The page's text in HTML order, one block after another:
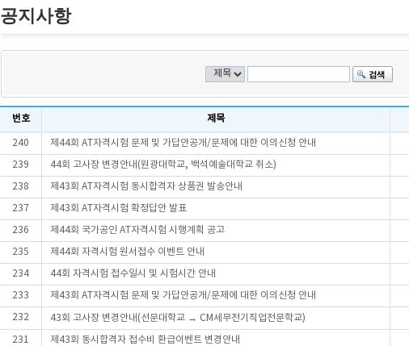
공지사항
번호 제목
240 제44회 AT자격시험 문제 및 가답안공개/문제에 대한 이의신청 안내
239 44회 고사장 변경안내(원광대학교, 백석예술대학교 취소)
238 제43회 AT자격시험 동시합격자 상품권 발송안내
237 제43회 AT자격시험 확정답안 발표
236 제44회 국가공인 AT자격시험 시행계획 공고
235 제44회 자격시험 원서접수 이벤트 안내
234 44회 자격시험 접수일시 및 시험시간 안내
233 제43회 AT자격시험 문제 및 가답안공개/문제에 대한 이의신청 안내
232 43회 고사장 변경안내(선문대학교 → CM세무전기직업전문학교)
231 제43회 동시합격자 접수비 환급이벤트 변경안내